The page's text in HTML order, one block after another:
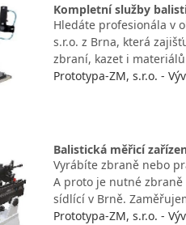
Kompletní služby
Hledáte profesionála v
s.r.o. z Brna, která
zbraní, kazet i
Prototypa-ZM, s.r.o. -
Balistická měřicí
Vyrábíte zbraně nebo
A proto je nutné zbraně
sídlící v Brně.
Prototypa-ZM, s.r.o. -